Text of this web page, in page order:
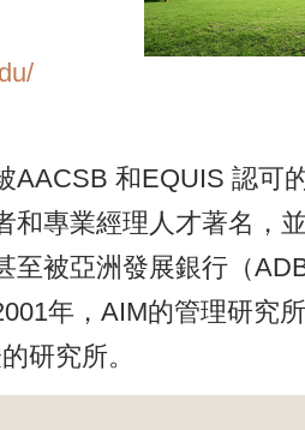
AACSB 和EQUIS 認可
和專業經理人才著名，
至被亞洲發展銀行（
年，AIM的管理研究
研究所。